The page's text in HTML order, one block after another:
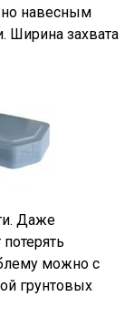
навесным
захвата
Даже
можно с
грунтовых